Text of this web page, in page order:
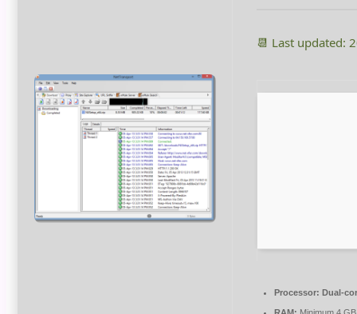
📆 Last updated:
Processor: Dual-